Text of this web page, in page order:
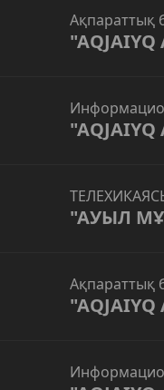
Ақпараттық
"AQJAIYQ
"AQJAIYQ
"АУЫЛ
Ақпараттық
"AQJAIYQ